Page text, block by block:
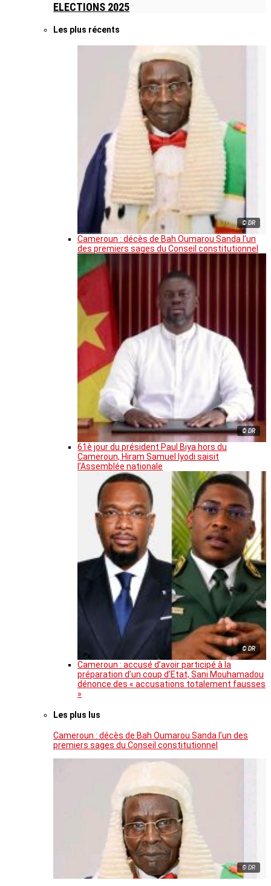
ELECTIONS 2025
Les plus récents
© DR
Cameroun : décès de Bah Oumarou Sanda l’un
des premiers sages du Conseil constitutionnel
© DR
61è jour du président Paul Biya hors du
Cameroun, Hiram Samuel Iyodi saisit
l’Assemblée nationale
© DR
Cameroun : accusé d’avoir participé à la
préparation d’un coup d’Etat, Sani Mouhamadou
dénonce des « accusations totalement fausses
»
Les plus lus
Cameroun : décès de Bah Oumarou Sanda l’un des
premiers sages du Conseil constitutionnel
© DR